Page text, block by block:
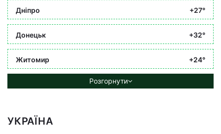
Дніпро +27°
Донецьк +32°
Житомир +24°
Розгорнути
УКРАЇНА